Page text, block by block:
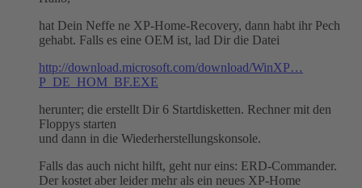
hat Dein Neffe ne XP-Home-Recovery, dann habt ihr Pech
gehabt. Falls es eine OEM ist, lad Dir die Datei
http://download.microsoft.com/download/WinXP…
P_DE_HOM_BF.EXE
herunter; die erstellt Dir 6 Startdisketten. Rechner mit den
Floppys starten
und dann in die Wiederherstellungskonsole.
Falls das auch nicht hilft, geht nur eins: ERD-Commander.
Der kostet aber leider mehr als ein neues XP-Home